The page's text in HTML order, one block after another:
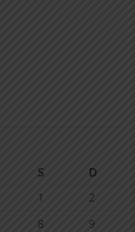
S
D
1
2
8
9